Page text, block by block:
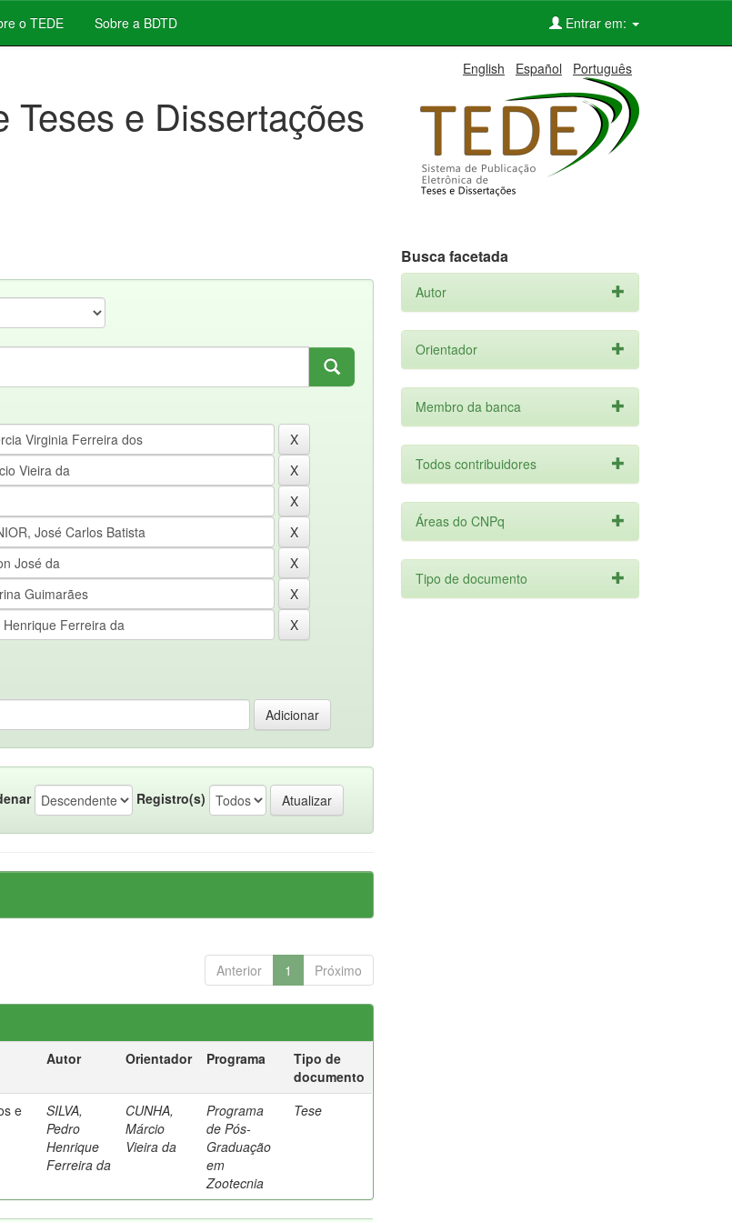
o TEDE Sobre a BDTD Entrar em:
English Español Português
Teses e Dissertações
Registro(s)
Anterior 1 Próximo
Autor Orientador Programa
Tipo de
documento
e
SILVA,
Pedro
Henrique
Ferreira da
CUNHA,
Márcio
Vieira da
Programa
de Pós-
Graduação
em
Zootecnia
Tese
Busca facetada
Autor
Orientador
Membro da banca
Todos contribuidores
Áreas do CNPq
Tipo de documento